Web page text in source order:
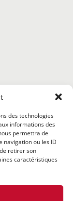
des technologies
informations des
permettra de
navigation ou les ID
retirer son
caractéristiques